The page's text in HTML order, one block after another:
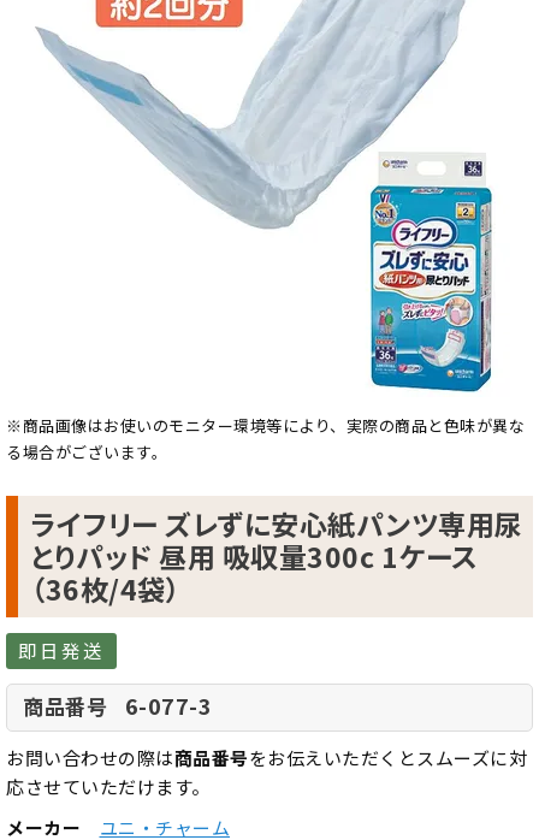
※商品画像はお使いのモニター環境等により、実際の商品と色味が異な
る場合がございます。
ライフリー ズレずに安心紙パンツ専用尿
とりパッド 昼用 吸収量300c 1ケース
（36枚/4袋）
即日発送
商品番号 6-077-3
お問い合わせの際は商品番号をお伝えいただくとスムーズに対
応させていただけます。
メーカー
ユニ・チャーム